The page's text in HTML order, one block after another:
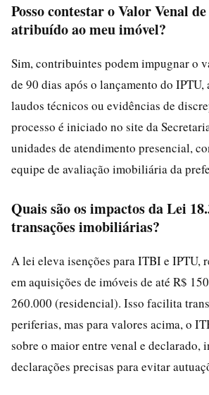
Posso contestar o Valor Venal
atribuído ao meu imóvel?
Sim, contribuintes podem impugnar o
de 90 dias após o lançamento do IPTU,
laudos técnicos ou evidências de
processo é iniciado no site da
unidades de atendimento presencial,
equipe de avaliação imobiliária da
Quais são os impactos da Lei
transações imobiliárias?
A lei eleva isenções para ITBI e IPTU,
em aquisições de imóveis de até R$
260.000 (residencial). Isso facilita
periferias, mas para valores acima, o
sobre o maior entre venal e declarado,
declarações precisas para evitar